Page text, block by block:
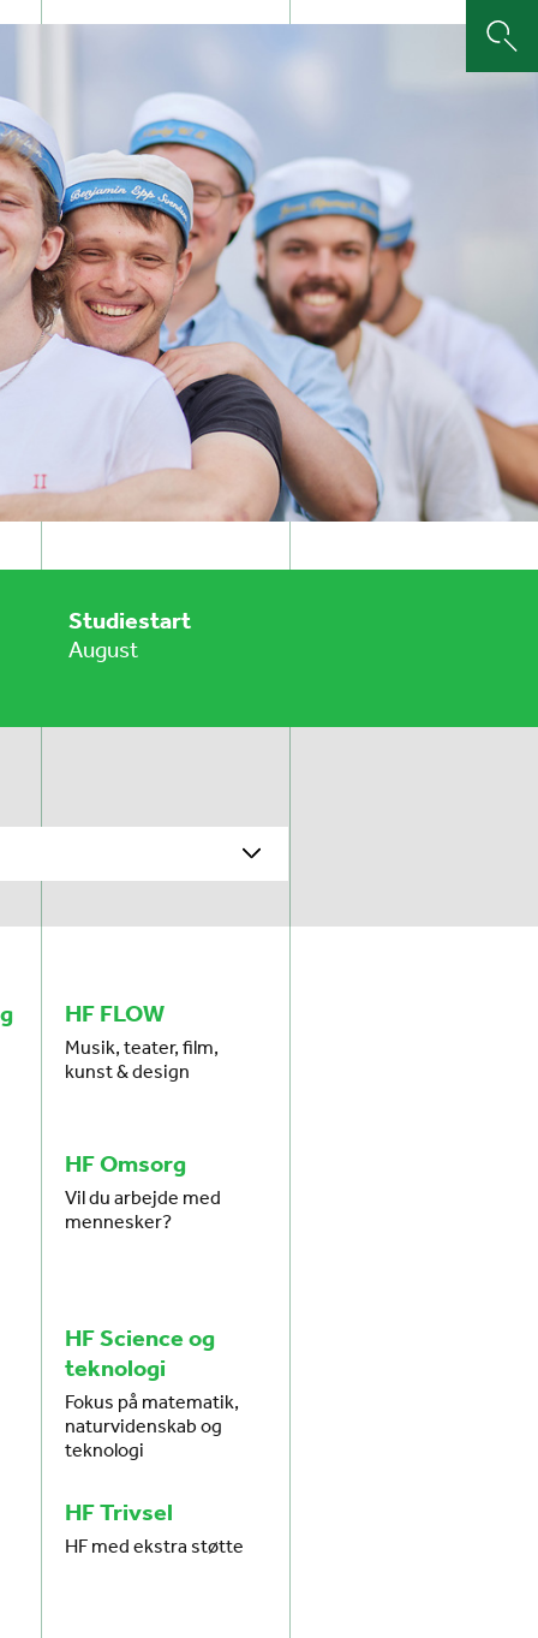
Studiestart
August
HF FLOW
Musik, teater, film,
kunst & design
HF Omsorg
Vil du arbejde med
mennesker?
HF Science og
teknologi
Fokus på matematik,
naturvidenskab og
teknologi
HF Trivsel
HF med ekstra støtte